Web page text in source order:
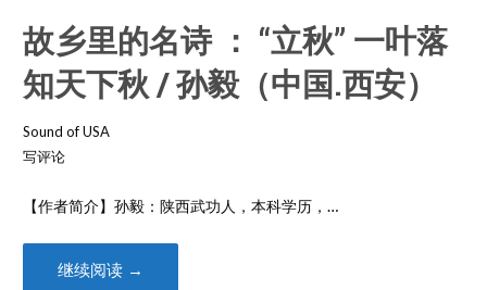
故乡里的名诗 ： “立秋” 一叶落
知天下秋 / 孙毅（中国.西安）
Sound of USA
写评论
【作者简介】孙毅：陕西武功人，本科学历，…
继续阅读 →